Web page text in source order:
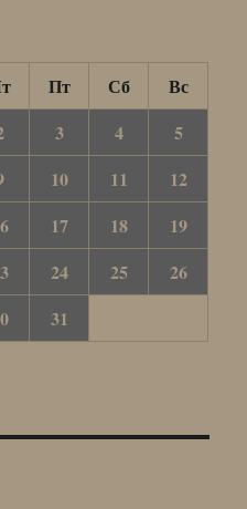
Пт Сб
Вс
3 4
5
10 11
12
17 18
19
24 25
26
31